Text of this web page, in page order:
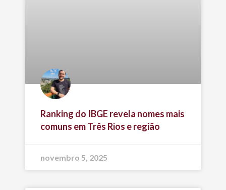
Ranking do IBGE revela nomes mais
comuns em Três Rios e região
novembro 5, 2025